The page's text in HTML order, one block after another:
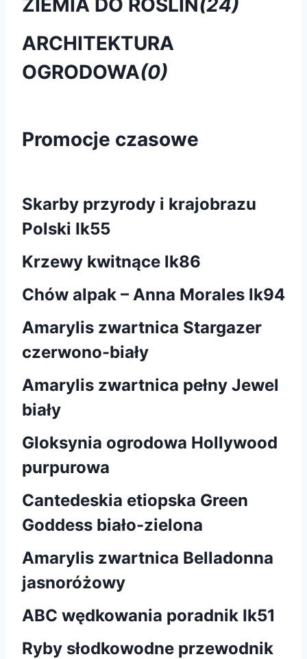
ARCHITEKTURA
OGRODOWA(0)
Promocje czasowe
Skarby przyrody i krajobrazu
Polski Ik55
Krzewy kwitnące lk86
Chów alpak – Anna Morales lk94
Amarylis zwartnica Stargazer
czerwono-biały
Amarylis zwartnica pełny Jewel
biały
Gloksynia ogrodowa Hollywood
purpurowa
Cantedeskia etiopska Green
Goddess biało-zielona
Amarylis zwartnica Belladonna
jasnoróżowy
ABC wędkowania poradnik Ik51
Ryby słodkowodne przewodnik